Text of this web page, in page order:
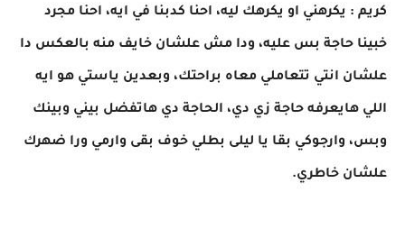
كريم : يكرهني او يكرهك ليه، احنا كدبنا في ايه، احنا مجرد
خبينا حاجة بس عليه، ودا مش علشان خايف منه بالعكس دا
علشان انتي تتعاملي معاه براحتك، وبعدين ياستي هو ايه
اللي هايعرفه حاجة زي دي، الحاجة دي هاتفضل بيني وبينك
وبس، وارجوكي بقا يا ليلى بطلي خوف بقى وارمي ورا ضهرك
علشان خاطري.